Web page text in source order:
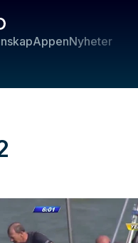
AppenNyheter